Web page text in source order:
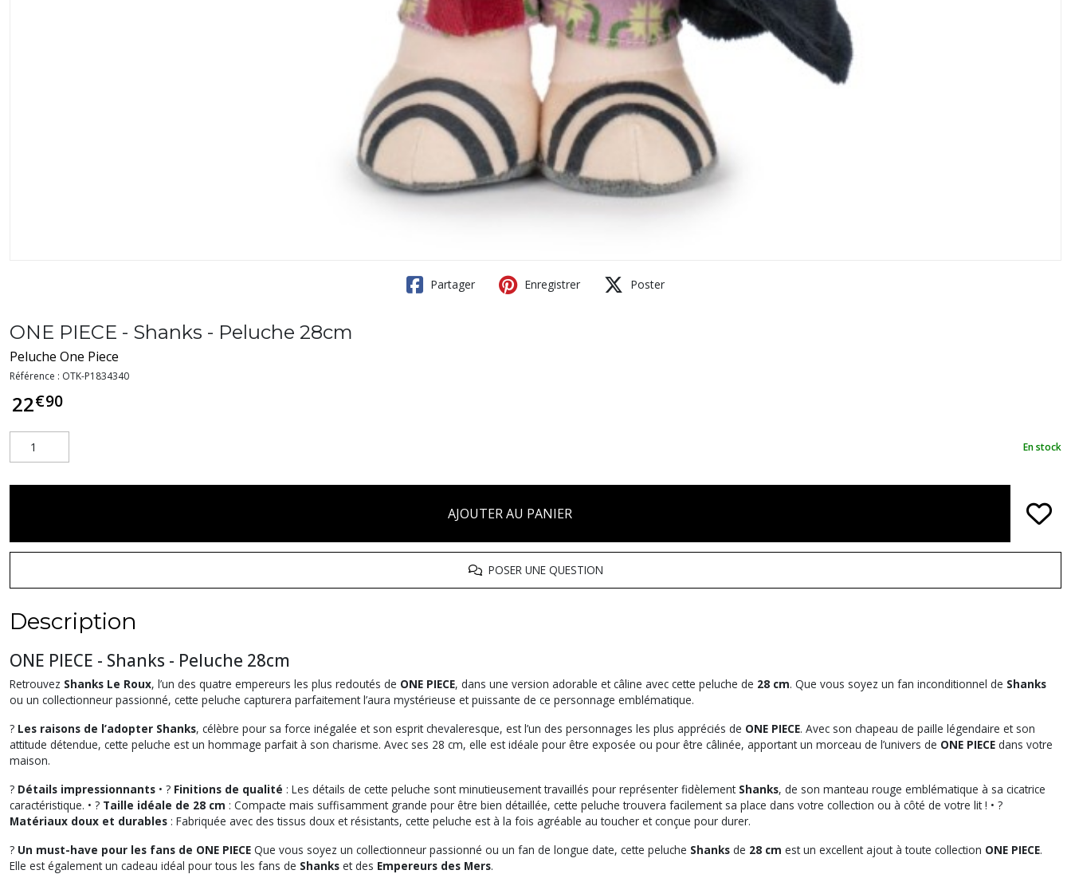
Partager Enregistrer Poster
ONE PIECE - Shanks - Peluche 28cm
Peluche One Piece
Référence : OTK-P1834340
22€90
En stock
AJOUTER AU PANIER
POSER UNE QUESTION
Description
ONE PIECE - Shanks - Peluche 28cm
Retrouvez Shanks Le Roux, l’un des quatre empereurs les plus redoutés de ONE PIECE, dans une version adorable et câline avec cette peluche de 28 cm. Que vous soyez un fan inconditionnel de Shanks
ou un collectionneur passionné, cette peluche capturera parfaitement l’aura mystérieuse et puissante de ce personnage emblématique.
? Les raisons de l’adopter Shanks, célèbre pour sa force inégalée et son esprit chevaleresque, est l’un des personnages les plus appréciés de ONE PIECE. Avec son chapeau de paille légendaire et son
attitude détendue, cette peluche est un hommage parfait à son charisme. Avec ses 28 cm, elle est idéale pour être exposée ou pour être câlinée, apportant un morceau de l’univers de ONE PIECE dans votre
maison.
? Détails impressionnants • ? Finitions de qualité : Les détails de cette peluche sont minutieusement travaillés pour représenter fidèlement Shanks, de son manteau rouge emblématique à sa cicatrice
caractéristique. • ? Taille idéale de 28 cm : Compacte mais suffisamment grande pour être bien détaillée, cette peluche trouvera facilement sa place dans votre collection ou à côté de votre lit ! • ?️
Matériaux doux et durables : Fabriquée avec des tissus doux et résistants, cette peluche est à la fois agréable au toucher et conçue pour durer.
? Un must-have pour les fans de ONE PIECE Que vous soyez un collectionneur passionné ou un fan de longue date, cette peluche Shanks de 28 cm est un excellent ajout à toute collection ONE PIECE.
Elle est également un cadeau idéal pour tous les fans de Shanks et des Empereurs des Mers.